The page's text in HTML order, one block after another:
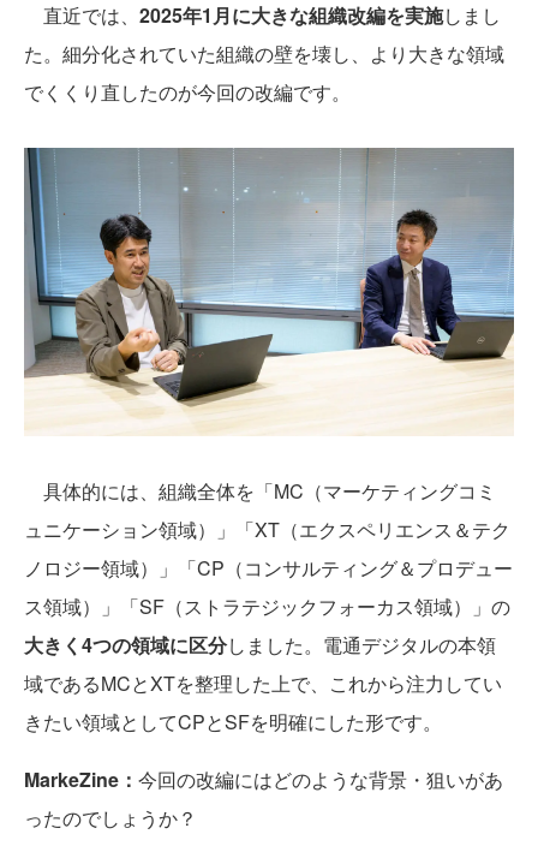
直近では、 2025年1月に大きな組織改編を実施しまし
た。細分化されていた組織の壁を壊し、より大きな領域
でくくり直したのが今回の改編です。
具体的には、組織全体を「MC（マーケティングコミ
ュニケーション領域）」「XT（エクスペリエンス＆テク
ノロジー領域）」「CP（コンサルティング＆プロデュー
ス領域）」「SF（ストラテジックフォーカス領域）」の
大きく4つの領域に区分しました。電通デジタルの本領
域であるMCとXTを整理した上で、これから注力してい
きたい領域としてCPとSFを明確にした形です。
MarkeZine： 今回の改編にはどのような背景・狙いがあ
ったのでしょうか？​